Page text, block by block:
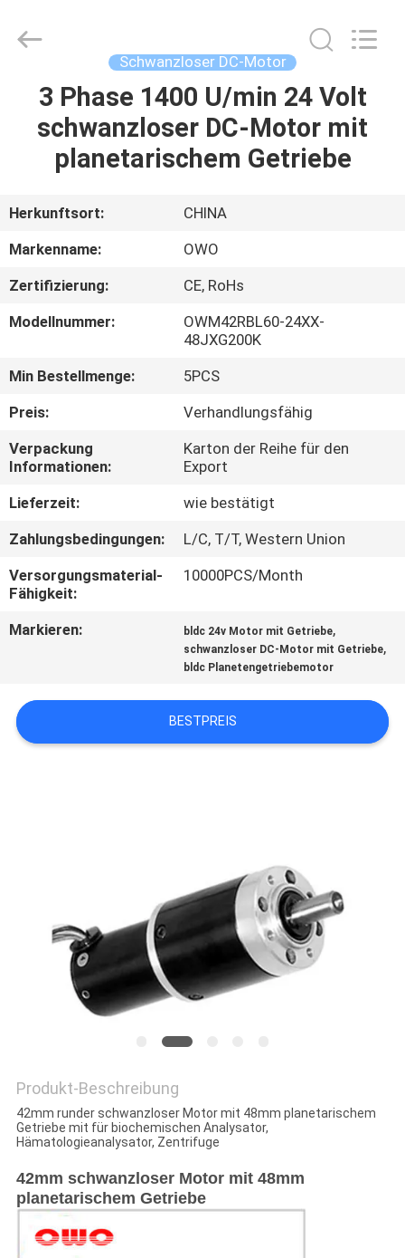
STARTSEITE
PRODUKTE
VIDEOS
UNS
TOUR
QUALITÄTSKONTROLLE
KONTAKT
NACHRICHTEN
ALLE
REFERENZEN
Motor
Technology
Reserved.
Schwanzloser DC-Motor
3 Phase 1400 U/min 24 Volt
schwanzloser DC-Motor mit
planetarischem Getriebe
Herkunftsort:
CHINA
Markenname:
OWO
Zertifizierung:
CE, RoHs
Modellnummer:
OWM42RBL60-24XX-
48JXG200K
Min Bestellmenge:
5PCS
Preis:
Verhandlungsfähig
Verpackung
Informationen:
Karton der Reihe für den
Export
Lieferzeit:
wie bestätigt
Zahlungsbedingungen:
L/C, T/T, Western Union
Versorgungsmaterial-
Fähigkeit:
10000PCS/Month
Markieren: bldc 24v Motor mit Getriebe,
schwanzloser DC-Motor mit Getriebe,
bldc Planetengetriebemotor
BESTPREIS
Produkt-Beschreibung
42mm runder schwanzloser Motor mit 48mm planetarischem
Getriebe mit für biochemischen Analysator,
Hämatologieanalysator, Zentrifuge
42mm schwanzloser Motor mit 48mm
planetarischem Getriebe